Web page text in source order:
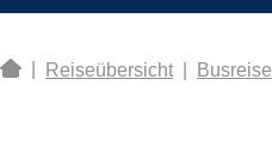
Reiseübersicht Busreise